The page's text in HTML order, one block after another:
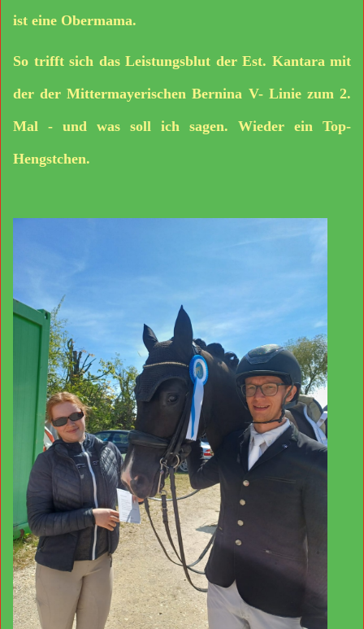
ist eine Obermama.
So trifft sich das Leistungsblut der Est. Kantara mit
der der Mittermayerischen Bernina V- Linie zum 2.
Mal - und was soll ich sagen. Wieder ein Top-
Hengstchen.